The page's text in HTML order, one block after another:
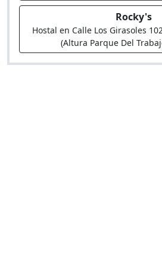
Rocky's
Hostal en Calle Los Girasoles
(Altura Parque Del